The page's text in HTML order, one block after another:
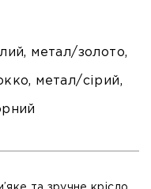
метал/золото,
метал/сірий,